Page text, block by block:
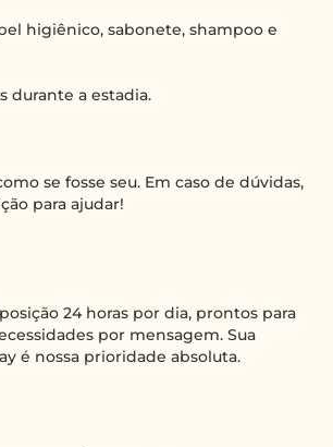
higiênico, sabonete, shampoo e
durante a estadia.
se fosse seu. Em caso de dúvidas,
para ajudar!
24 horas por dia, prontos para
por mensagem. Sua
é nossa prioridade absoluta.